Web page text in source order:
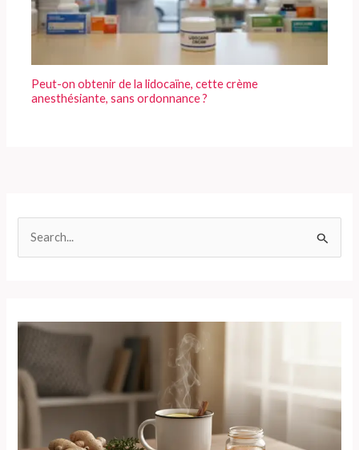
Peut-on obtenir de la lidocaïne, cette crème
anesthésiante, sans ordonnance ?
e
c
h